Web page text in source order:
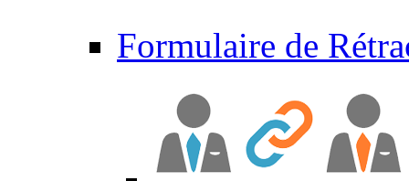
Formulaire de